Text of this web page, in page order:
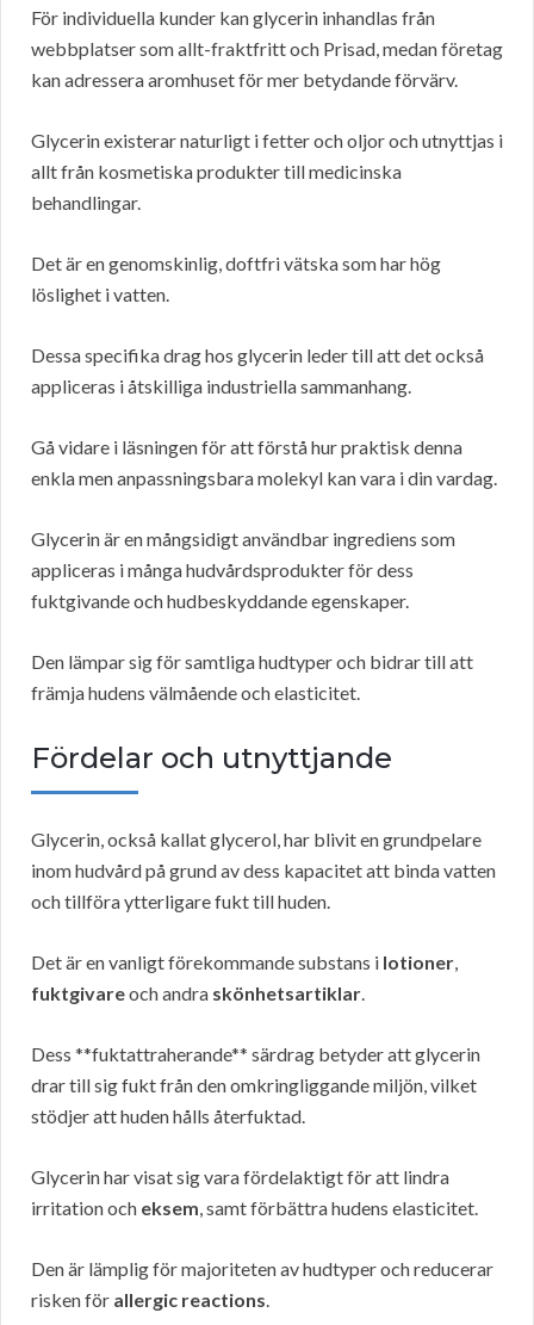
För individuella kunder kan glycerin inhandlas från
webbplatser som allt-fraktfritt och Prisad, medan företag
kan adressera aromhuset för mer betydande förvärv.
Glycerin existerar naturligt i fetter och oljor och utnyttjas i
allt från kosmetiska produkter till medicinska
behandlingar.
Det är en genomskinlig, doftfri vätska som har hög
löslighet i vatten.
Dessa specifika drag hos glycerin leder till att det också
appliceras i åtskilliga industriella sammanhang.
Gå vidare i läsningen för att förstå hur praktisk denna
enkla men anpassningsbara molekyl kan vara i din vardag.
Glycerin är en mångsidigt användbar ingrediens som
appliceras i många hudvårdsprodukter för dess
fuktgivande och hudbeskyddande egenskaper.
Den lämpar sig för samtliga hudtyper och bidrar till att
främja hudens välmående och elasticitet.
Fördelar och utnyttjande
Glycerin, också kallat glycerol, har blivit en grundpelare
inom hudvård på grund av dess kapacitet att binda vatten
och tillföra ytterligare fukt till huden.
Det är en vanligt förekommande substans i lotioner,
fuktgivareoch andra skönhetsartiklar.
Dess **fuktattraherande** särdrag betyder att glycerin
drar till sig fukt från den omkringliggande miljön, vilket
stödjer att huden hålls återfuktad.
Glycerin har visat sig vara fördelaktigt för att lindra
irritation och eksem, samt förbättra hudens elasticitet.
Den är lämplig för majoriteten av hudtyper och reducerar
risken för allergic reactions.